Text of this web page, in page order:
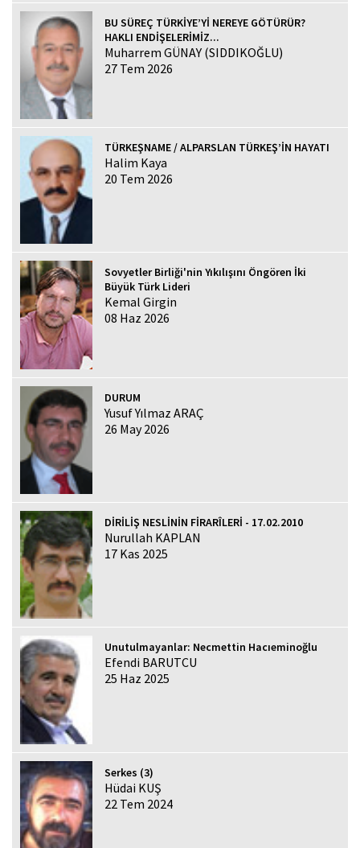
BU SÜREÇ TÜRKİYE’Yİ NEREYE GÖTÜRÜR?
HAKLI ENDİŞELERİMİZ...
Muharrem GÜNAY (SIDDIKOĞLU)
27 Tem 2026
TÜRKEŞNAME / ALPARSLAN TÜRKEŞ’İN HAYATI
Halim Kaya
20 Tem 2026
Sovyetler Birliği'nin Yıkılışını Öngören İki
Büyük Türk Lideri
Kemal Girgin
08 Haz 2026
DURUM
Yusuf Yılmaz ARAÇ
26 May 2026
DİRİLİŞ NESLİNİN FİRARÎLERİ - 17.02.2010
Nurullah KAPLAN
17 Kas 2025
Unutulmayanlar: Necmettin Hacıeminoğlu
Efendi BARUTCU
25 Haz 2025
Serkes (3)
Hüdai KUŞ
22 Tem 2024